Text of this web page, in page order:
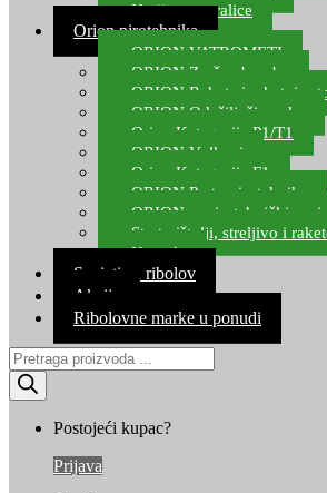
Kutije za varalice
Orion pirotehnika
ORION VATROMETI
ORION Zračne bombe
ORION Rakete i raketni
ORION Odašiljači zvuka
Orion Kategorija P1/T1
ORION Vulkani
Orion Kategorija F1
ORION Party pirotehnika
ORION nepirotehnički
Start pištolji, streljivo i
Kontakt
Savjeti za ribolov
Akcija
Ribolovne marke u ponudi
Products
search
Postojeći kupac?
Prijava